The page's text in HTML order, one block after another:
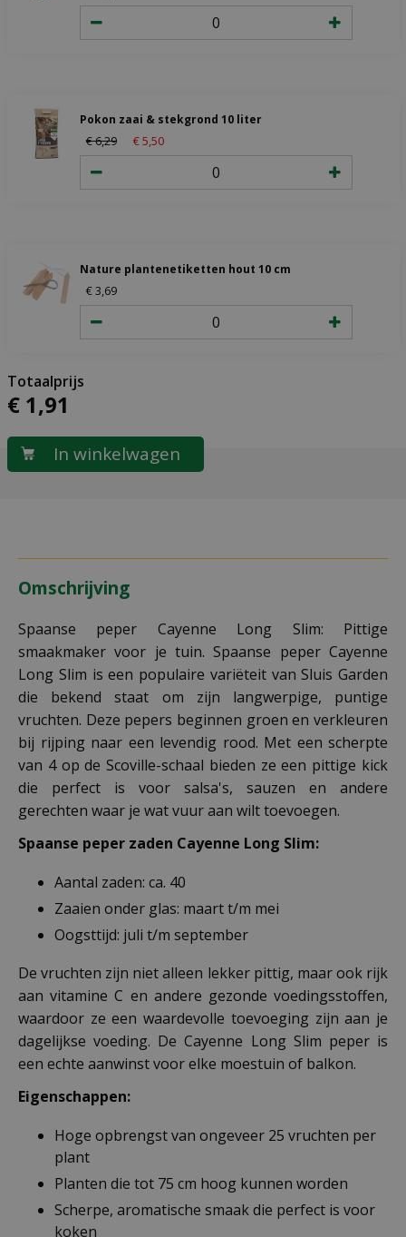
Pokon zaai & stekgrond 10 liter
€6,29 €5 50
Nature plantenetiketten hout 10 cm
€3 69
€ 1,91
Omschrijving
Spaanse peper Cayenne Long Slim: Pittige
smaakmaker voor je tuin. Spaanse peper Cayenne
Long Slim is een populaire variëteit van Sluis Garden
die bekend staat om zijn langwerpige, puntige
vruchten. Deze pepers beginnen groen en verkleuren
bij rijping naar een levendig rood. Met een scherpte
van 4 op de Scoville-schaal bieden ze een pittige kick
die perfect is voor salsa's, sauzen en andere
gerechten waar je wat vuur aan wilt toevoegen.
Spaanse peper zaden Cayenne Long Slim:
Aantal zaden: ca. 40
Zaaien onder glas: maart t/m mei
Oogsttijd: juli t/m september
De vruchten zijn niet alleen lekker pittig, maar ook rijk
aan vitamine C en andere gezonde voedingsstoffen,
waardoor ze een waardevolle toevoeging zijn aan je
dagelijkse voeding. De Cayenne Long Slim peper is
een echte aanwinst voor elke moestuin of balkon.
Eigenschappen:
Hoge opbrengst van ongeveer 25 vruchten per
plant
Planten die tot 75 cm hoog kunnen worden
Scherpe, aromatische smaak die perfect is voor
koken